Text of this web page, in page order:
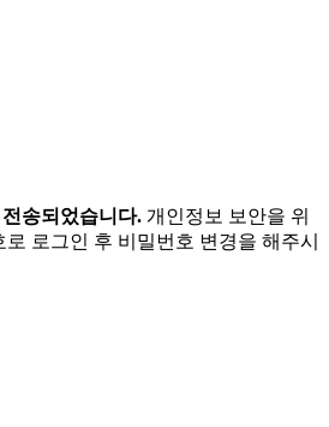
송되었습니다. 개인정보 보안을 위
로그인 후 비밀번호 변경을 해주시